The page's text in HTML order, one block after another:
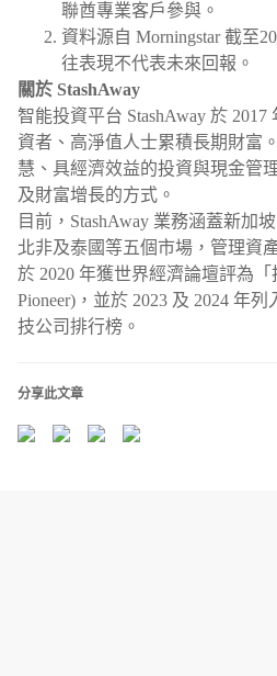
聯酋專業客戶參與。
資料源自 Morningstar 截至
往表現不代表未來回報。
關於 StashAway
智能投資平台 StashAway 於
資者、高淨值人士累積長期財富
慧、具經濟效益的投資與現金管
及財富增長的方式。
目前，StashAway 業務涵蓋新加
北非及泰國等五個市場，管理資
於 2020 年獲世界經濟論壇評為「
Pioneer)，並於 2023 及 2024 年
技公司排行榜。
分享此文章